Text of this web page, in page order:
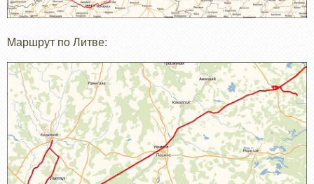
Маршрут по Литве: